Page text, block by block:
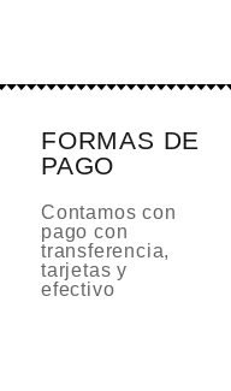
FORMAS DE
PAGO
Contamos con
pago con
transferencia,
tarjetas y
efectivo